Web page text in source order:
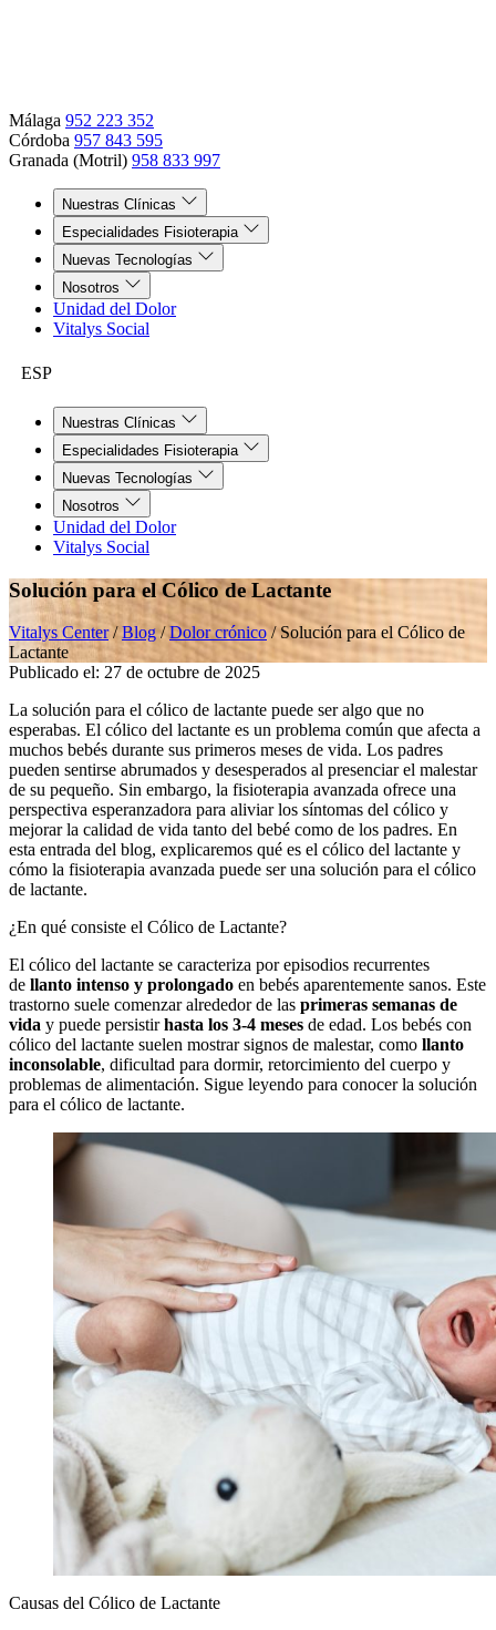
Málaga 952 223 352
Córdoba 957 843 595
Granada (Motril) 958 833 997
Nuestras Clínicas
Especialidades Fisioterapia
Nuevas Tecnologías
Nosotros
Unidad del Dolor
Vitalys Social
ESP
Nuestras Clínicas
Especialidades Fisioterapia
Nuevas Tecnologías
Nosotros
Unidad del Dolor
Vitalys Social
Solución para el Cólico de Lactante
Vitalys Center / Blog / Dolor crónico /Solución para el Cólico de
Lactante
Publicado el: 27 de octubre de 2025
La solución para el cólico de lactante puede ser algo que no
esperabas. El cólico del lactante es un problema común que afecta a
muchos bebés durante sus primeros meses de vida. Los padres
pueden sentirse abrumados y desesperados al presenciar el malestar
de su pequeño. Sin embargo, la fisioterapia avanzada ofrece una
perspectiva esperanzadora para aliviar los síntomas del cólico y
mejorar la calidad de vida tanto del bebé como de los padres. En
esta entrada del blog, explicaremos qué es el cólico del lactante y
cómo la fisioterapia avanzada puede ser una solución para el cólico
de lactante.
¿En qué consiste el Cólico de Lactante?
El cólico del lactante se caracteriza por episodios recurrentes
de llanto intenso y prolongado en bebés aparentemente sanos. Este
trastorno suele comenzar alrededor de las primeras semanas de
vida y puede persistirhasta los 3-4 meses de edad. Los bebés con
cólico del lactante suelen mostrar signos de malestar, como llanto
inconsolable, dificultad para dormir, retorcimiento del cuerpo y
problemas de alimentación. Sigue leyendo para conocer la solución
para el cólico de lactante.
trying to relieve colic infant baby wearing striped bodysuit
Causas del Cólico de Lactante